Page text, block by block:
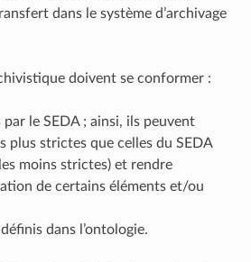
dans le système d’archivage
doivent se conformer :
par le SEDA ; ainsi, ils peuvent
plus strictes que celles du SEDA
moins strictes) et rendre
de certains éléments et/ou
dans l’ontologie.